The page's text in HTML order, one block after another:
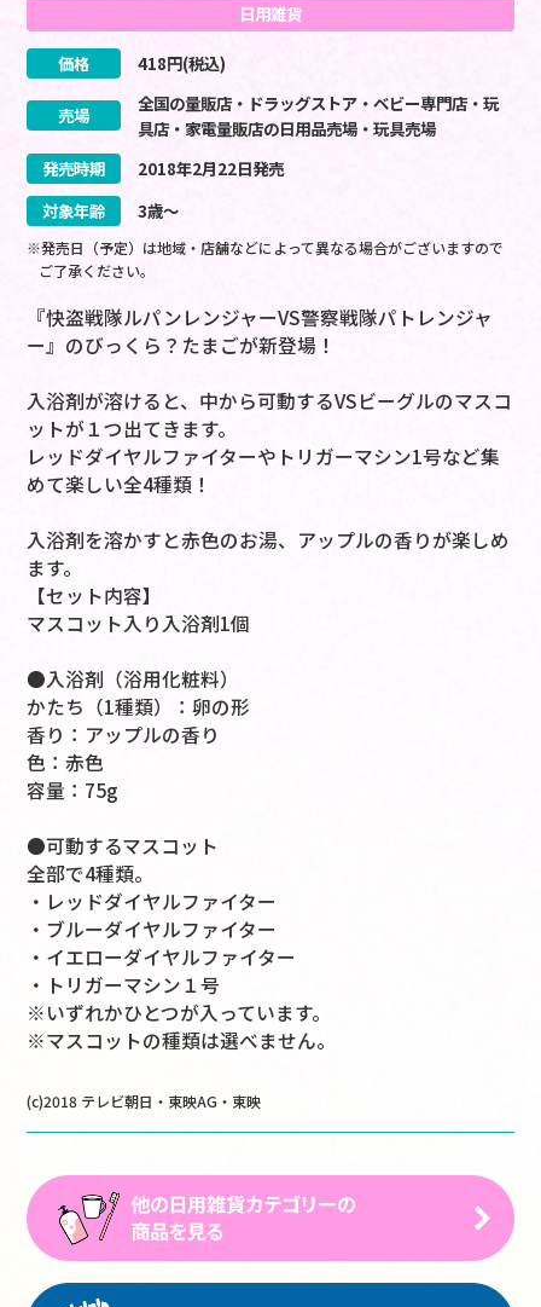
日用雑貨
価格 418円(税込)
売場
全国の量販店・ドラッグストア・ベビー専門店・玩
具店・家電量販店の日用品売場・玩具売場
発売時期
2018年2月22日発売
対象年齢
3歳～
※発売日（予定）は地域・店舗などによって異なる場合がございますので
ご了承ください。
『快盗戦隊ルパンレンジャーVS警察戦隊パトレンジャ
ー』のびっくら？たまごが新登場！
入浴剤が溶けると、中から可動するVSビーグルのマスコ
ットが１つ出てきます。
レッドダイヤルファイターやトリガーマシン1号など集
めて楽しい全4種類！
入浴剤を溶かすと赤色のお湯、アップルの香りが楽しめ
ます。
【セット内容】
マスコット入り入浴剤1個
●入浴剤（浴用化粧料）
かたち（1種類）：卵の形
香り：アップルの香り
色：赤色
容量：75g
●可動するマスコット
全部で4種類。
・レッドダイヤルファイター
・ブルーダイヤルファイター
・イエローダイヤルファイター
・トリガーマシン１号
※いずれかひとつが入っています。
※マスコットの種類は選べません。
(c)2018 テレビ朝日・東映AG・東映